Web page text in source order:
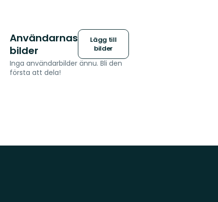
Användarnas
bilder
Lägg till
bilder
Inga användarbilder ännu. Bli den
första att dela!